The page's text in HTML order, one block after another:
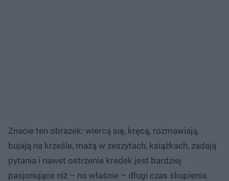
Znacie ten obrazek: wiercą się, kręcą, rozmawiają,
bujają na krześle, mażą w zeszytach, książkach, zadają
pytania i nawet ostrzenie kredek jest bardziej
pasjonujące niż – no właśnie – długi czas skupienia.